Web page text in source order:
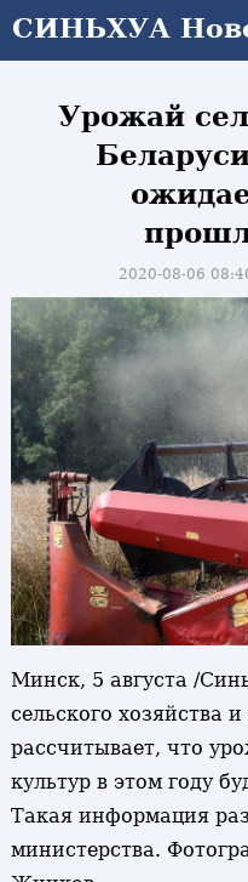
СИНЬХУА
Урожай
2020-08-06
Минск, 5 августа /
сельского хозяйства
рассчитывает, что
культур в этом году
Такая информация
министерства.